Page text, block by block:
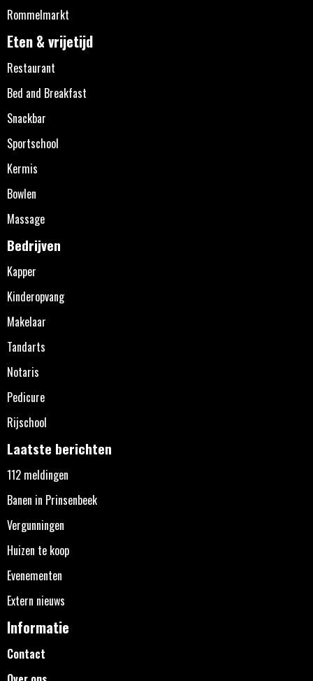
Rommelmarkt
Eten & vrijetijd
Restaurant
Bed and Breakfast
Snackbar
Sportschool
Kermis
Bowlen
Massage
Bedrijven
Kapper
Kinderopvang
Makelaar
Tandarts
Notaris
Pedicure
Rijschool
Laatste berichten
112 meldingen
Banen in Prinsenbeek
Vergunningen
Huizen te koop
Evenementen
Extern nieuws
Informatie
Contact